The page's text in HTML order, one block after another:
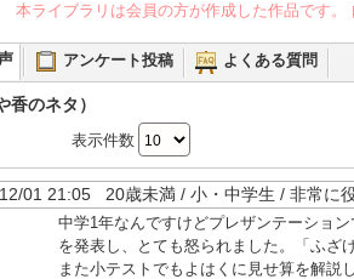
本ライブラリは会員の方が作成した作品です。
アンケート投稿 よくある質問
香のネタ）
表示件数
01 21:05 20歳未満 / 小・中学生 / 非常に
中学1年なんですけどプレザンテーショ
を発表し、とても怒られました。「ふざ
また小テストでもよはくに見せ算を解説